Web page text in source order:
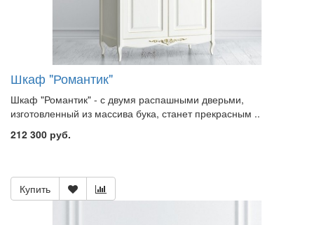
Шкаф "Романтик"
Шкаф "Романтик" - с двумя распашными дверьми,
изготовленный из массива бука, станет прекрасным ..
212 300 руб.
Купить